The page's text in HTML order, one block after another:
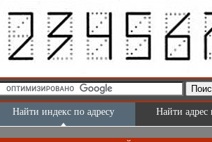
Найти индекс по адресу Найти адрес